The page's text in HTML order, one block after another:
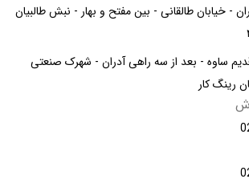
- خیابان طالقانی - بین مفتح و بهار - نبش طالبیان
ساوه - بعد از سه راهی آدران - شهرک صنعتی
رینگ کار